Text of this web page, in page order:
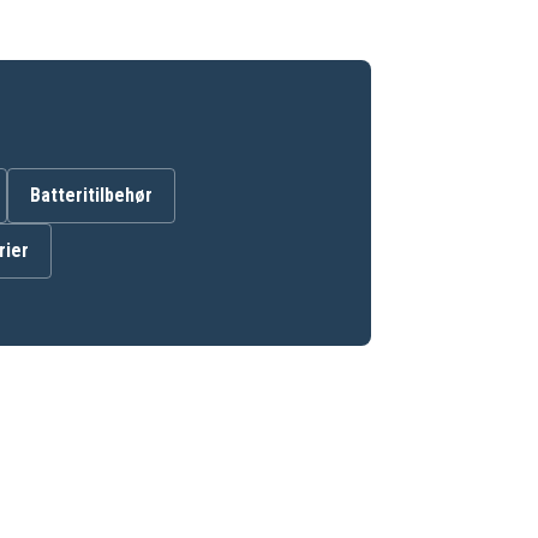
Batteritilbehør